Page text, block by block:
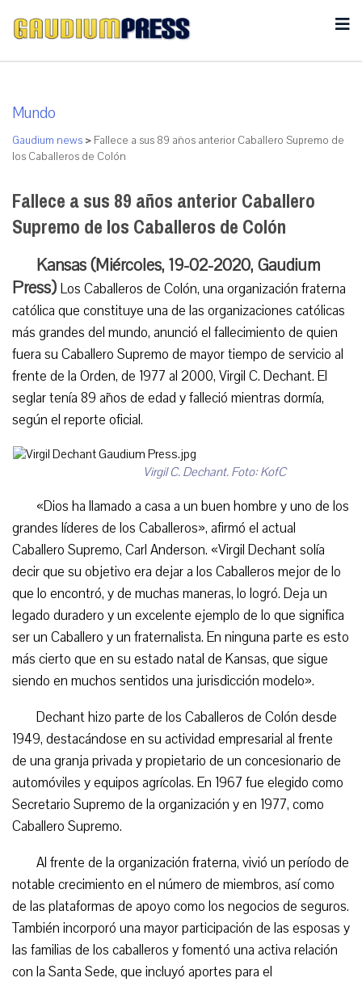
Mundo
Gaudium news > Fallece a sus 89 años anterior Caballero Supremo de
los Caballeros de Colón
Fallece a sus 89 años anterior Caballero
Supremo de los Caballeros de Colón
Kansas (Miércoles, 19-02-2020, Gaudium
Press) Los Caballeros de Colón, una organización fraterna
católica que constituye una de las organizaciones católicas
más grandes del mundo, anunció el fallecimiento de quien
fuera su Caballero Supremo de mayor tiempo de servicio al
frente de la Orden, de 1977 al 2000, Virgil C. Dechant. El
seglar tenía 89 años de edad y falleció mientras dormía,
según el reporte oficial.
Virgil C. Dechant. Foto: KofC
«Dios ha llamado a casa a un buen hombre y uno de los
grandes líderes de los Caballeros», afirmó el actual
Caballero Supremo, Carl Anderson. «Virgil Dechant solía
decir que su objetivo era dejar a los Caballeros mejor de lo
que lo encontró, y de muchas maneras, lo logró. Deja un
legado duradero y un excelente ejemplo de lo que significa
ser un Caballero y un fraternalista. En ninguna parte es esto
más cierto que en su estado natal de Kansas, que sigue
siendo en muchos sentidos una jurisdicción modelo».
Dechant hizo parte de los Caballeros de Colón desde
1949, destacándose en su actividad empresarial al frente
de una granja privada y propietario de un concesionario de
automóviles y equipos agrícolas. En 1967 fue elegido como
Secretario Supremo de la organización y en 1977, como
Caballero Supremo.
Al frente de la organización fraterna, vivió un período de
notable crecimiento en el número de miembros, así como
de las plataformas de apoyo como los negocios de seguros.
También incorporó una mayor participación de las esposas y
las familias de los caballeros y fomentó una activa relación
con la Santa Sede, que incluyó aportes para el